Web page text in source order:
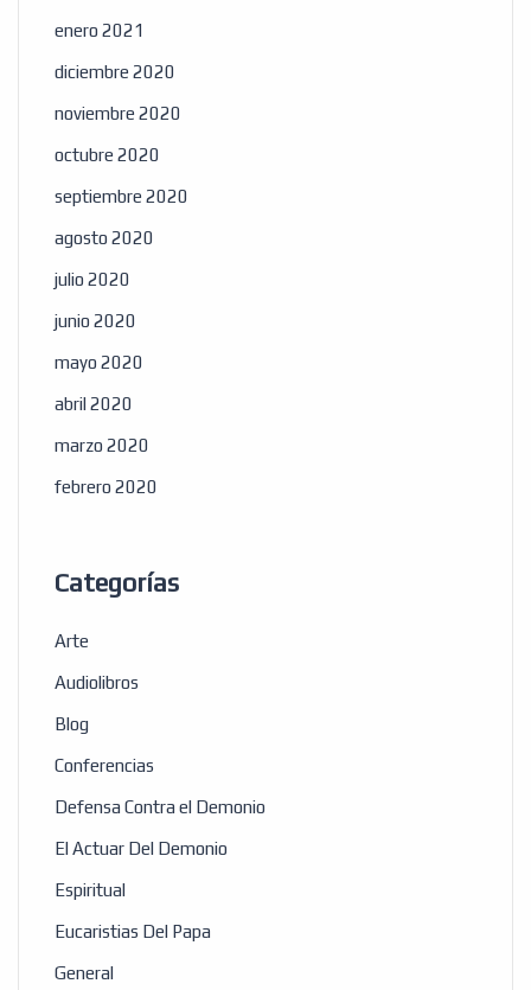
enero 2021
diciembre 2020
noviembre 2020
octubre 2020
septiembre 2020
agosto 2020
julio 2020
junio 2020
mayo 2020
abril 2020
marzo 2020
febrero 2020
Categorías
Arte
Audiolibros
Blog
Conferencias
Defensa Contra el Demonio
El Actuar Del Demonio
Espiritual
Eucaristias Del Papa
General